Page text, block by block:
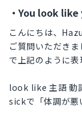
・You look
こんにちは、
ご質問いただき
で上記のように表
look like 主語 動
sickで「体調が悪